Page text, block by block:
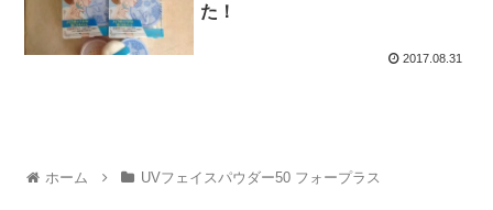
た！
2017.08.31
ホーム UVフェイスパウダー50 フォープラス